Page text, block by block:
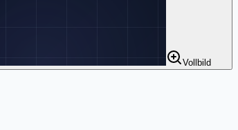
Vollbild